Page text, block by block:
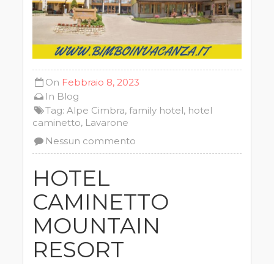
On Febbraio 8, 2023
In Blog
Tag:Alpe Cimbra,family hotel, hotel
caminetto, Lavarone
Nessun commento
HOTEL
CAMINETTO
MOUNTAIN
RESORT